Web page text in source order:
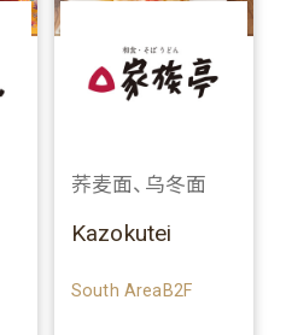
荞麦面、乌冬面
Kazokutei
South AreaB2F